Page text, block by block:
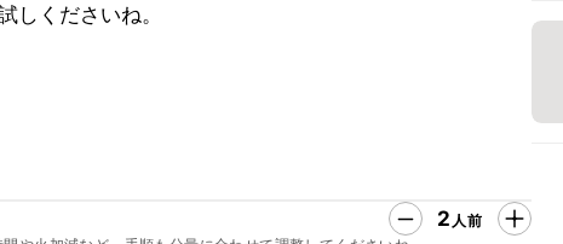
しくださいね。
2 人前